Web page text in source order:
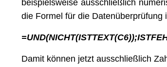
beispielsweise ausschließlich
die Formel für die Datenüberprüfung
Damit können jetzt ausschließlich